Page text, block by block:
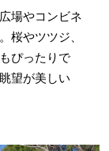
場やコンビネ
桜やツツジ、
ぴったりで
望が美しい